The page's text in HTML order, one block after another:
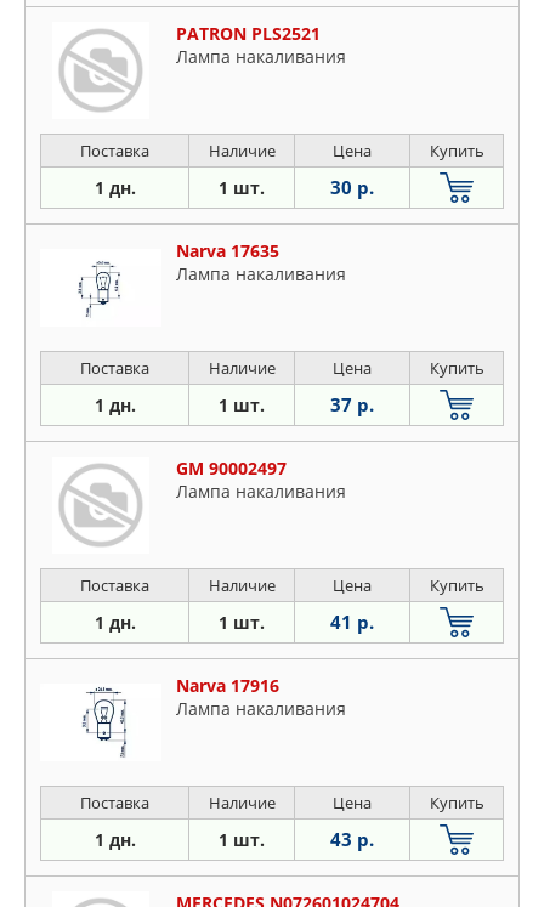
PATRON PLS2521
Лампа накаливания
Поставка Наличие Цена Купить
1 дн. 1 шт. 30 р.
Narva 17635
Лампа накаливания
Поставка Наличие Цена Купить
1 дн. 1 шт. 37 р.
GM 90002497
Лампа накаливания
Поставка Наличие Цена Купить
1 дн. 1 шт. 41 р.
Narva 17916
Лампа накаливания
Поставка Наличие Цена Купить
1 дн. 1 шт. 43 р.